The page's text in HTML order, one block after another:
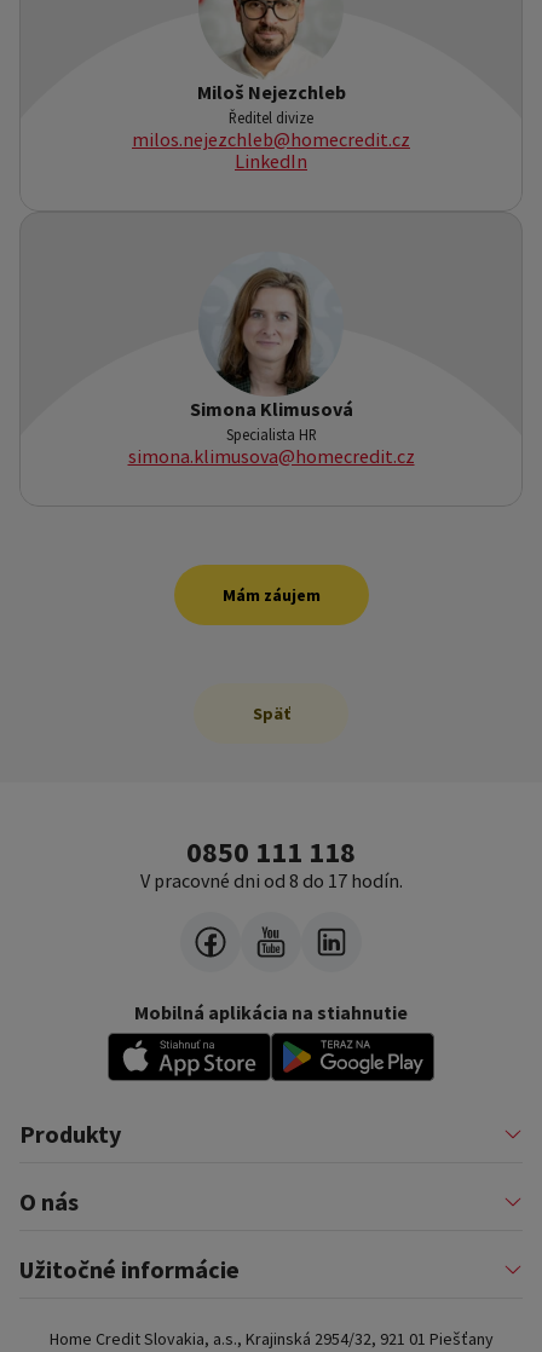
Miloš Nejezchleb
Ředitel divize
milos.nejezchleb@homecredit.cz
LinkedIn
Simona Klimusová
Specialista HR
simona.klimusova@homecredit.cz
Mám záujem
Späť
0850 111 118
V pracovné dni od 8 do 17 hodín.
Mobilná aplikácia na stiahnutie
Produkty
Pôžičky
Financovanie podnikateľov
Nákup na splátky a karty
Auto na splátky
O nás
Profil firmy
Pomáhame
Blog
Užitočné informácie
Najčastejšie otázky
Home Credit Slovakia, a.s., Krajinská 2954/32, 921 01 Piešťany